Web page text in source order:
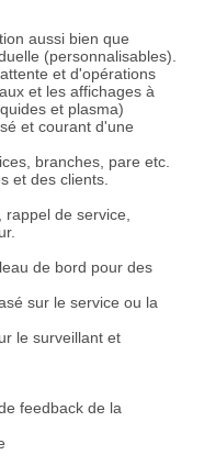
aussi bien que
(personnalisables).
et d'opérations
et les affichages à
et plasma)
et courant d'une
branches, pare etc.
et des clients.
rappel de service,
de bord pour des
sur le service ou la
le surveillant et
feedback de la